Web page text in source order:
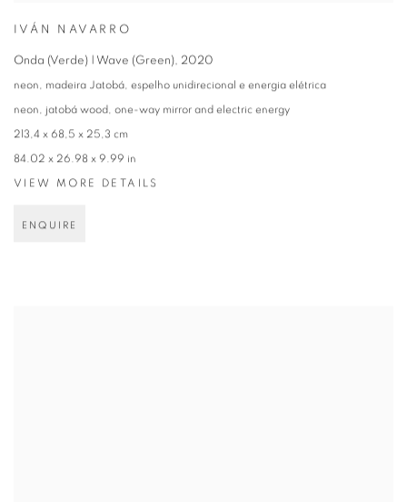
IVÁN NAVARRO
Onda (Verde) | Wave (Green), 2020
neon, madeira Jatobá, espelho unidirecional e energia elétrica
neon, jatobá wood, one-way mirror and electric energy
213,4 x 68,5 x 25,3 cm
84.02 x 26.98 x 9.99 in
VIEW MORE DETAILS
ENQUIRE